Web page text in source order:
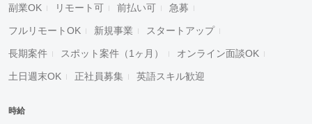
副業OK リモート可 前払い可 急募
フルリモートOK 新規事業 スタートアップ
長期案件 スポット案件（1ヶ月） オンライン面談OK
土日週末OK 正社員募集 英語スキル歓迎
時給